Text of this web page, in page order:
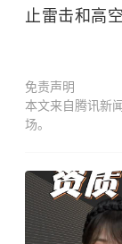
止雷击和高
免责声明
本文来自腾讯新
场。